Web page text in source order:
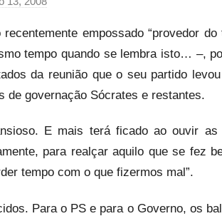
r
p
r
e
a
r
i
s
empossado “provedor
tempo quando se lembra isto… –,
da reunião que o seu partido
de governação Sócrates e restantes.
E mais terá ficado ao ouvir as
para realçar aquilo que se fez
tempo com o que fizermos mal”.
Para o PS e para o Governo, os